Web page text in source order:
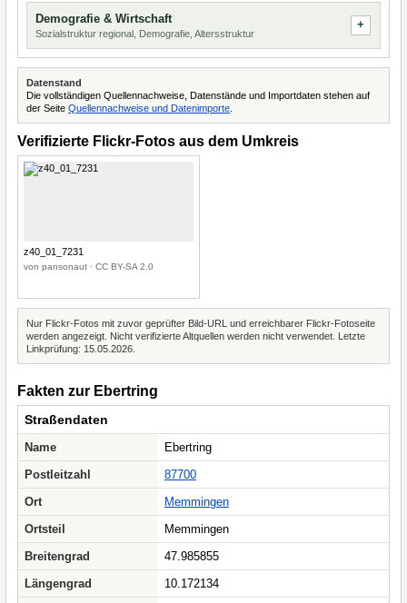
Demografie & Wirtschaft
Sozialstruktur regional, Demografie, Altersstruktur
Datenstand
Die vollständigen Quellennachweise, Datenstände und Importdaten stehen auf
der Seite Quellennachweise und Datenimporte
Verifizierte Flickr-Fotos aus dem Umkreis
z40_01_7231
von pansonaut · CC BY-SA 2.0
Nur Flickr-Fotos mit zuvor geprüfter Bild-URL und erreichbarer Flickr-Fotoseite
werden angezeigt. Nicht verifizierte Altquellen werden nicht verwendet. Letzte
Linkprüfung: 15.05.2026.
Fakten zur Ebertring
Straßendaten
Name
Ebertring
Postleitzahl
87700
Ort
Memmingen
Ortsteil
Memmingen
Breitengrad
47.985855
Längengrad
10.172134